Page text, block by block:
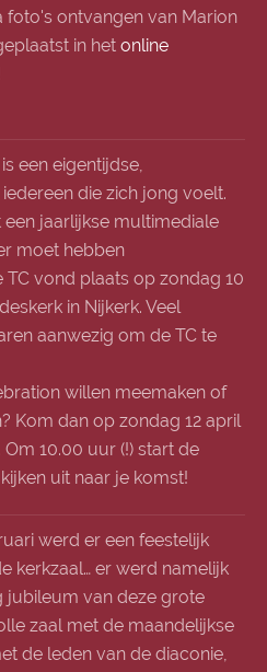
foto's ontvangen van Marion
in het online
een eigentijdse,
die zich jong voelt.
jaarlijkse multimediale
moet hebben
TC vond plaats op zondag 10
in Nijkerk. Veel
aanwezig om de TC te
willen meemaken of
Kom dan op zondag 12 april
10.00 uur (!) start de
uit naar je komst!
werd er een feestelijk
kerkzaal… er werd namelijk
jubileum van deze grote
zaal met de maandelijkse
de leden van de diaconie,